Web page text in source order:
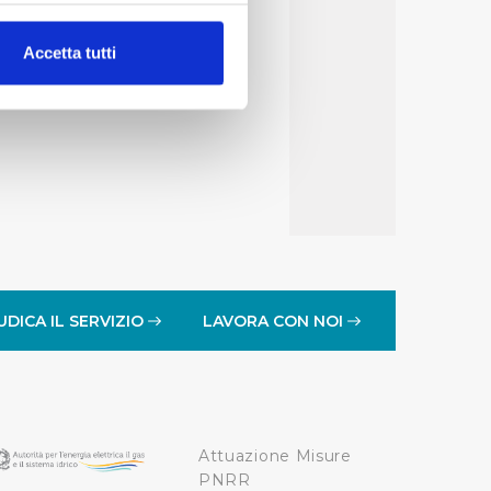
(impronte
che l’Utente ha fornito
i singoli cookie
Accetta tutti
IL SERVIZIO LAVORA CON NOI
Attuazione Misure
PNRR